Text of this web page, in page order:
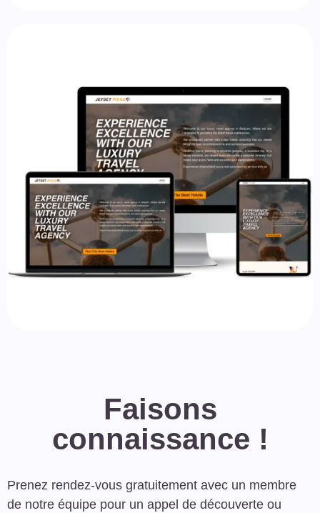
Faisons
connaissance !
Prenez rendez-vous gratuitement avec un membre
de notre équipe pour un appel de découverte ou